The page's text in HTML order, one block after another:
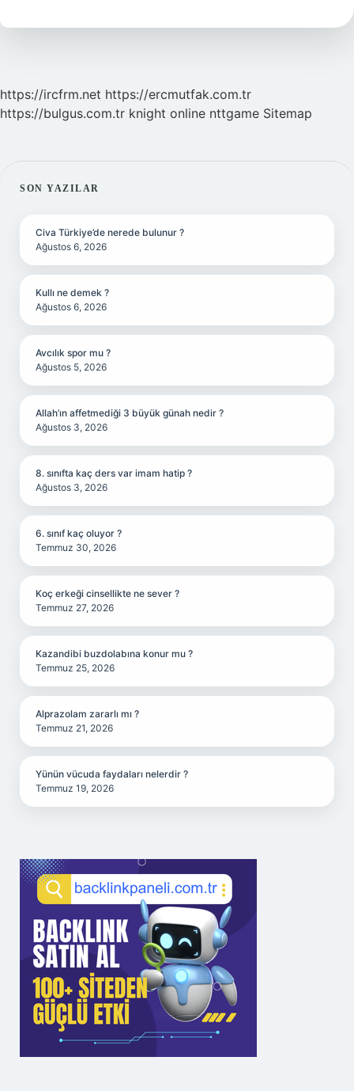
Kimdir
https://ircfrm.net https://ercmutfak.com.tr
https://bulgus.com.tr knight online nttgame Sitemap
SIDEBAR
SON YAZILAR
Civa Türkiye’de nerede bulunur ?
Ağustos 6, 2026
Kullı ne demek ?
Ağustos 6, 2026
Avcılık spor mu ?
Ağustos 5, 2026
Allah’ın affetmediği 3 büyük günah nedir ?
Ağustos 3, 2026
8. sınıfta kaç ders var imam hatip ?
Ağustos 3, 2026
6. sınıf kaç oluyor ?
Temmuz 30, 2026
Koç erkeği cinsellikte ne sever ?
Temmuz 27, 2026
Kazandibi buzdolabına konur mu ?
Temmuz 25, 2026
Alprazolam zararlı mı ?
Temmuz 21, 2026
Yünün vücuda faydaları nelerdir ?
Temmuz 19, 2026